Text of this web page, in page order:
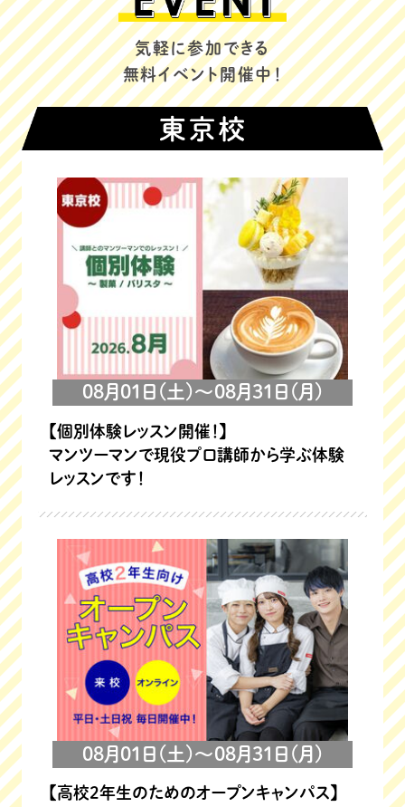
気軽に参加できる
無料イベント開催中！
08月01日(土)～08月31日(月)
【個別体験レッスン開催！】
マンツーマンで現役プロ講師から学ぶ体験
レッスンです！
08月01日(土)～08月31日(月)
【高校2年生のためのオープンキャンパス】